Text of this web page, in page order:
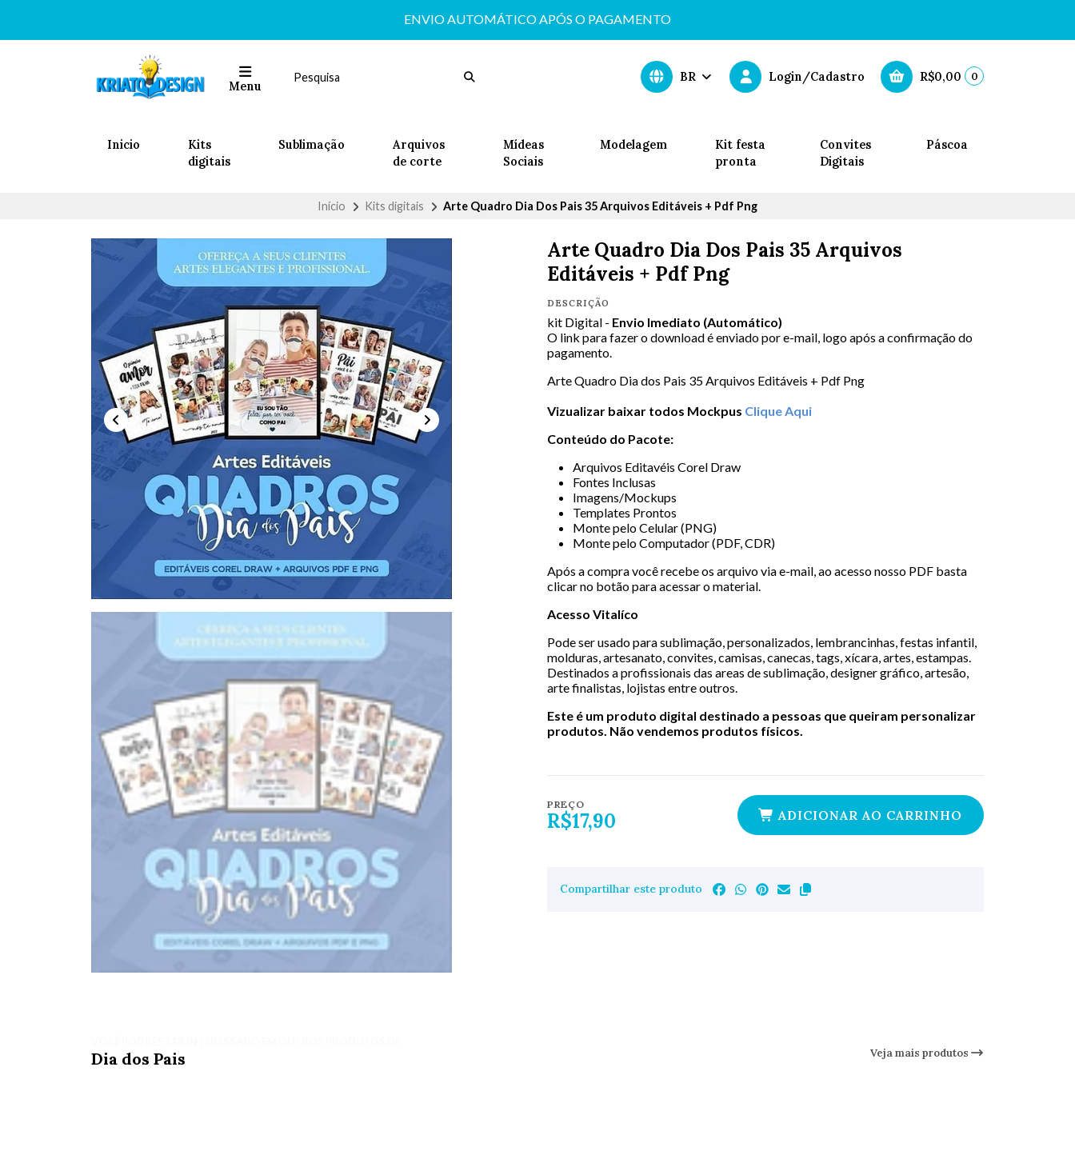
ENVIO AUTOMÁTICO APÓS O PAGAMENTO
Menu
BR Login/Cadastro R$0,00 0
Inicio
Kits
digitais
Sublimação
Arquivos
de corte
Mídeas
Sociais
Modelagem
Kit festa
pronta
Convites
Digitais
Páscoa
Início Kits digitais Arte Quadro Dia Dos Pais 35 Arquivos Editáveis + Pdf Png
Arte Quadro Dia Dos Pais 35 Arquivos
Editáveis + Pdf Png
DESCRIÇÃO
kit Digital - Envio Imediato (Automático)
O link para fazer o download é enviado por e-mail, logo após a confirmação do
pagamento.
Arte Quadro Dia dos Pais 35 Arquivos Editáveis + Pdf Png
Vizualizar baixar todos Mockpus Clique Aqui
Conteúdo do Pacote:
Arquivos Editavéis Corel Draw
Fontes Inclusas
Imagens/Mockups
Templates Prontos
Monte pelo Celular (PNG)
Monte pelo Computador (PDF, CDR)
Após a compra você recebe os arquivo via e-mail, ao acesso nosso PDF basta
clicar no botão para acessar o material.
Acesso Vitalíco
Pode ser usado para sublimação, personalizados, lembrancinhas, festas infantil,
molduras, artesanato, convites, camisas, canecas, tags, xícara, artes, estampas.
Destinados a profissionais das areas de sublimação, designer gráfico, artesão,
arte finalistas, lojistas entre outros.
Este é um produto digital destinado a pessoas que queiram personalizar
produtos. Não vendemos produtos físicos.
PREÇO
R$17,90 ADICIONAR AO CARRINHO
Compartilhar este produto
Dia dos Pais Veja mais produtos